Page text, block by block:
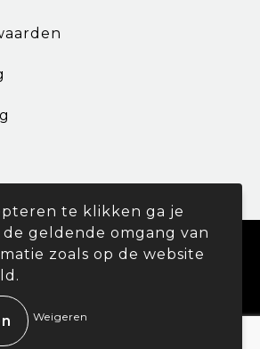
Promohouse 2024
te klikken ga je
geldende omgang van
zoals op de website
Weigeren